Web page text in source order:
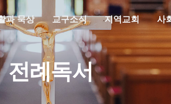
과 묵상 교구소식 지역교회 사
전례독서